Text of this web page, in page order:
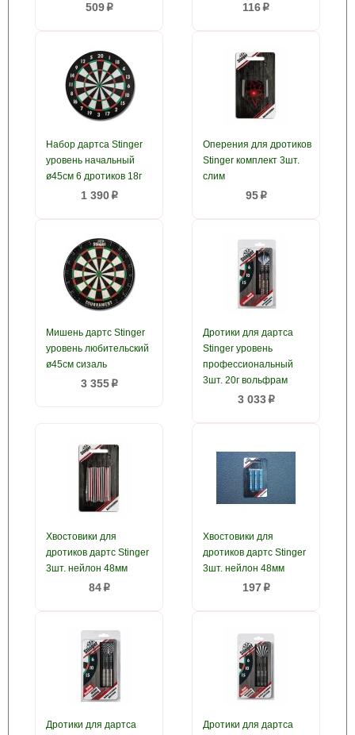
509p 116 p
Набор дартса Stinger
уровень начальный
ø45см 6 дротиков 18г
1 390p
Оперения для дротиков
Stinger комплект 3шт.
слим
95p
Мишень дартс Stinger
уровень любительский
ø45см сизаль
3 355p
Дротики для дартса
Stinger уровень
профессиональный
3шт. 20г вольфрам
3 033p
Хвостовики для
дротиков дартс Stinger
3шт. нейлон 48мм
84p
Хвостовики для
дротиков дартс Stinger
3шт. нейлон 48мм
197 p
Дротики для дартса Дротики для дартса